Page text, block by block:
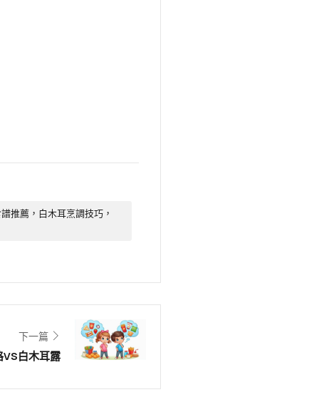
推薦，白木耳烹調技巧，
下一篇
白木耳露